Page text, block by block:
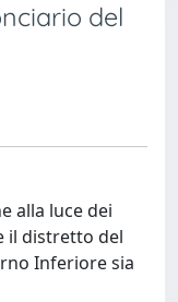
del
alla luce dei
il distretto del
Inferiore sia